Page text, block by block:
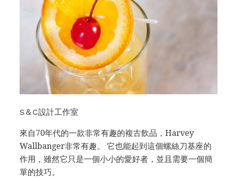
S＆C設計工作室
來自70年代的一款非常有趣的複古飲品，Harvey
Wallbanger非常有趣。 它也能起到這個螺絲刀基座的
作用，雖然它只是一個小小的愛好者，並且需要一個簡
單的技巧。